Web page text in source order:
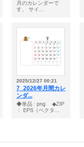
月のカレンダーで
す。 サイ...
2025/12/27 00:21
7_2026年月間カレ
ンダ...
◆単品 : png ◆ZIP
： EPS（ベクタ...